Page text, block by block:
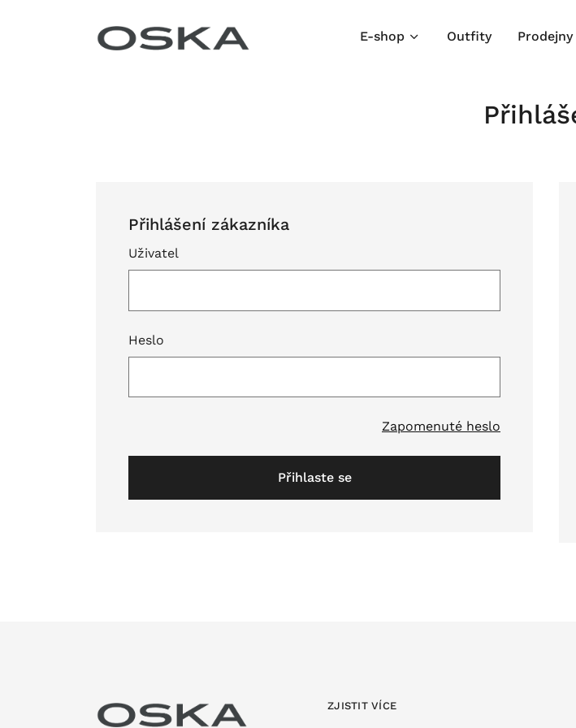
E-shop Outfity Prodejny
Přihlášení zákazníka
Uživatel
Heslo
Zapomenuté heslo
Přihlaste se
ZJISTIT VÍCE